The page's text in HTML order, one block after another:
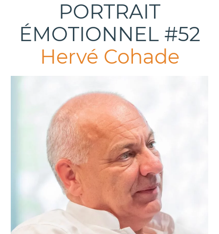
PORTRAIT
ÉMOTIONNEL #52
Hervé Cohade